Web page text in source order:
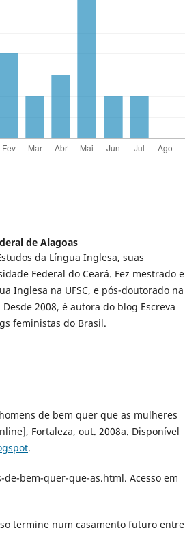
de Alagoas
da Língua Inglesa, suas
Federal do Ceará. Fez mestrado e
Inglesa na UFSC, e pós-doutorado na
2008, é autora do blog Escreva
feministas do Brasil.
de bem quer que as mulheres
Fortaleza, out. 2008a. Disponível
.
bem-quer-que-as.html. Acesso em
termine num casamento futuro entre